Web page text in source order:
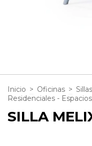
Inicio > Oficinas >
Residenciales -
SILLA